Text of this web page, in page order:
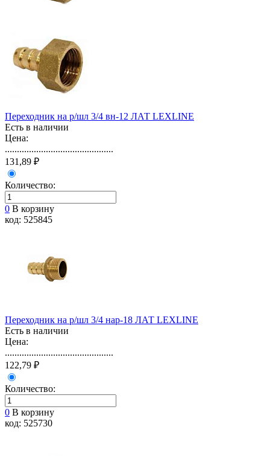
Переходник на р/шл 3/4 вн-12 ЛАТ LEXLINE
Есть в наличии
Цена:
.............................................
131,89 ₽
Количество:
0 В корзину
код: 525845
Переходник на р/шл 3/4 нар-18 ЛАТ LEXLINE
Есть в наличии
Цена:
.............................................
122,79 ₽
Количество:
0 В корзину
код: 525730